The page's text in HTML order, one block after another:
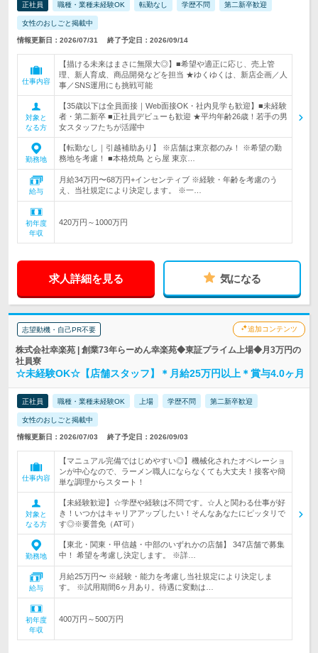
正社員 職種・業種未経験OK 転勤なし 学歴不問 第二新卒歓迎
女性のおしごと掲載中
情報更新日：2026/07/31 終了予定日：2026/09/14
仕事内容
【描ける未来はまさに無限大◎】■希望や適正に応じ、売上管
理、新人育成、商品開発などを担当 ★ゆくゆくは、新店企画／人
事／SNS運用にも挑戦可能
対象と
なる方
【35歳以下は全員面接｜Web面接OK・社内見学も歓迎】■未経験
者・第二新卒 ■正社員デビューも歓迎 ★平均年齢26歳！若手の男
女スタッフたちが活躍中
勤務地
【転勤なし｜引越補助あり】 ※店舗は東京都のみ！ ※希望の勤
務地を考慮！ ■本格焼鳥 とら屋 東京…
給与
月給34万円〜68万円+インセンティブ ※経験・年齢を考慮のう
え、当社規定により決定します。 ※一…
初年度
年収
420万円～1000万円
求人詳細を見る 気になる
志望動機・自己PR不要 追加コンテンツ
株式会社幸楽苑 | 創業73年らーめん幸楽苑◆東証プライム上場◆月3万円の
社員寮
☆未経験OK☆【店舗スタッフ】＊月給25万円以上＊賞与4.0ヶ月
正社員 職種・業種未経験OK 上場 学歴不問 第二新卒歓迎
女性のおしごと掲載中
情報更新日：2026/07/03 終了予定日：2026/09/03
仕事内容
【マニュアル完備ではじめやすい◎】機械化されたオペレーショ
ンが中心なので、ラーメン職人にならなくても大丈夫！接客や簡
単な調理からスタート！
対象と
なる方
【未経験歓迎】☆学歴や経験は不問です。☆人と関わる仕事が好
き！いつかはキャリアアップしたい！そんなあなたにピッタリで
す◎※要普免（AT可）
勤務地
【東北・関東・甲信越・中部のいずれかの店舗】 347店舗で募集
中！ 希望を考慮し決定します。 ※詳…
給与
月給25万円〜 ※経験・能力を考慮し当社規定により決定しま
す。 ※試用期間6ヶ月あり。待遇に変動は…
初年度
年収
400万円～500万円